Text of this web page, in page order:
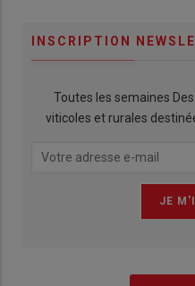
INSCRIPTION
Toutes les semaines
viticoles et rurales